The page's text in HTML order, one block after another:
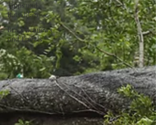
Tipps und
Ratschläge
Branchennews
und Trends